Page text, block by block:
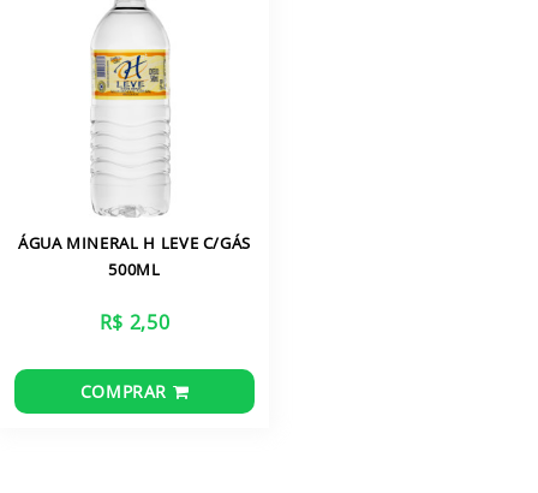
ÁGUA MINERAL H LEVE C/GÁS
500ML
R$ 2,50
COMPRAR